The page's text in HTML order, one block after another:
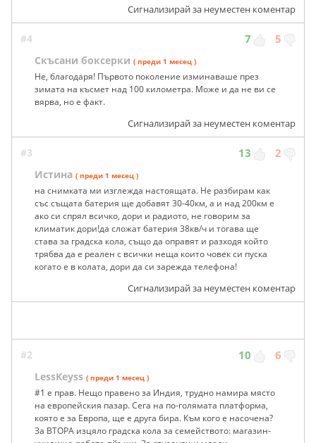
Сигнализирай за неуместен коментар
#4 7 5
Скъсани боксерки ( преди 1 месец )
Не, благодаря! Първото поколение изминаваше през
зимата на късмет над 100 километра. Може и да не ви се
вярва, но е факт.
Сигнализирай за неуместен коментар
#3 13 2
Истина ( преди 1 месец )
на снимката ми изглежда настоящата. Не разбирам как
със същата батерия ще добавят 30-40км, а и над 200км е
ако си спрял всичко, дори и радиото, не говорим за
климатик дори!да сложат батерия 38кв/ч и тогава ще
става за градска кола, също да оправят и разходя който
трябва да е реален с всички неща които човек си пуска
когато е в колата, дори да си зарежда телефона!
Сигнализирай за неуместен коментар
#2 10 6
LessKeyss ( преди 1 месец )
#1 е прав. Нещо правено за Индия, трудно намира място
на европейския пазар. Сега на по-голямата платформа,
която е за Европа, ще е друга бира. Към кого е насочена?
За ВТОРА изцяло градска кола за семейството: магазин-